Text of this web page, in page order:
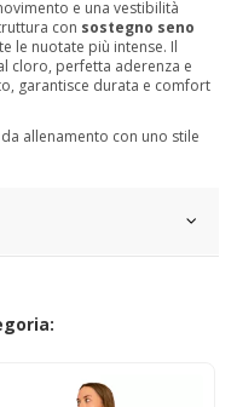
e una vestibilità
con sostegno seno
le nuotate più intense. Il
cloro, perfetta aderenza e
garantisce durata e comfort
allenamento con uno stile